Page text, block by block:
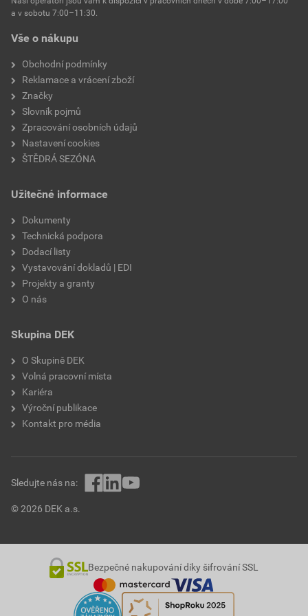
Environmentální prohlášení výrobku
Stáhnout
Velikost
teplota zpracování
hmotnost
typ výrobku
faktor difuzního odporu
materiálová báze
Vše o nákupu
Obchodní podmínky
Reklamace a vrácení zboží
Značky
Slovník pojmů
Zpracování osobních údajů
Nastavení cookies
ŠTĚDRÁ SEZÓNA
Užitečné informace
Dokumenty
Technická podpora
Dodací listy
Vystavování dokladů | EDI
Projekty a granty
O nás
Skupina DEK
O Skupině DEK
Volná pracovní místa
Kariéra
Výroční publikace
Kontakt pro média
a v sobotu 7:00–11:30.
© 2026 DEK a.s.
Sledujte nás na:
Bezpečné nakupování díky šifrování SSL